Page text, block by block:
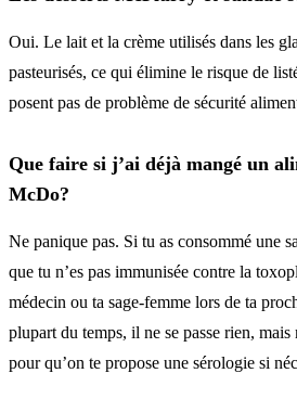
Oui. Le lait et la crème utilisés dans les
pasteurisés, ce qui élimine le risque de
posent pas de problème de sécurité
Que faire si j’ai déjà mangé un
McDo?
Ne panique pas. Si tu as consommé une
que tu n’es pas immunisée contre la
médecin ou ta sage-femme lors de ta
plupart du temps, il ne se passe rien,
pour qu’on te propose une sérologie si